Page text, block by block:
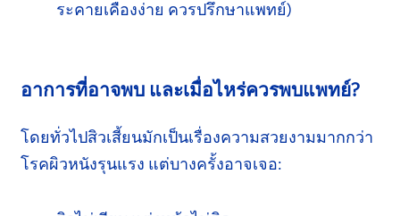
ระคายเคืองง่าย ควรปรึกษาแพทย์)
อาการที่อาจพบ และเมื่อไหร่ควรพบแพทย์?
โดยทั่วไปสิวเสี้ยนมักเป็นเรื่องความสวยงามมากกว่า
โรคผิวหนังรุนแรง แต่บางครั้งอาจเจอ: